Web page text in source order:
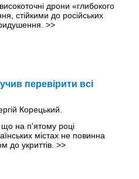
дрони «глибокого
стійкими до російських
>>
перевірити всі
що на п'ятому році
містах не повинна
до укриттів. >>